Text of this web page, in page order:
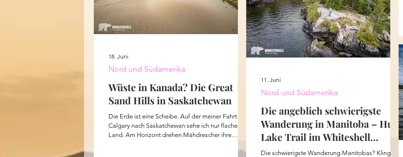
Wüste in Kanada? Die Great
Sand Hills in Saskatchewan
Die Erde ist eine Scheibe. Auf der meiner Fahrt von
Calgary nach Saskatchewan sehe ich nur flaches
Land. Am Horizont drehen Mähdrescher ihre
Nord und Südamerika
18. Juni
Die angeblich schwierigste
Wanderung in Manitoba – Hunt
Lake Trail im Whiteshell
Provincial Park, Kanada
Die schwierigste Wanderung Manitobas? Klingt erst
Nord und Südamerika
11. Juni